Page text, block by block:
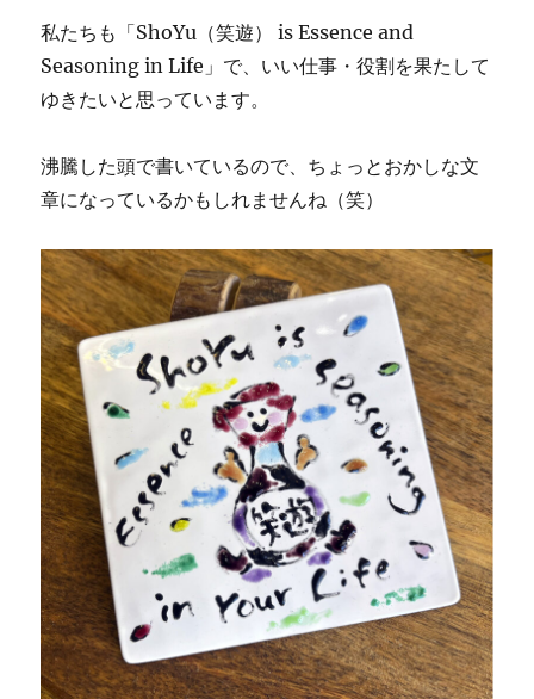
私たちも「ShoYu（笑遊） is Essence and
Seasoning in Life」で、いい仕事・役割を果たして
ゆきたいと思っています。
沸騰した頭で書いているので、ちょっとおかしな文
章になっているかもしれませんね（笑）